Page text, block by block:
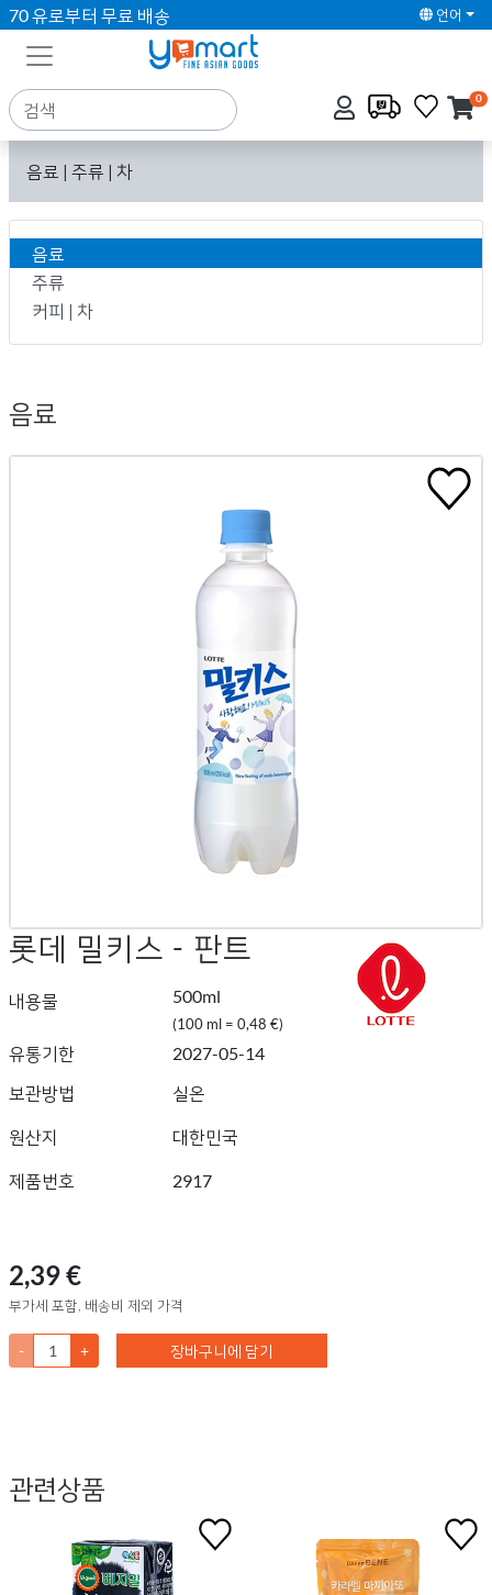
70 유로부터 무료 배송 언어
0
음료 | 주류 | 차
음료
주류
커피 | 차
음료
롯데 밀키스 - 판트
내용물 500ml
(100 ml = 0,48 €)
유통기한
2027-05-14
보관방법
실온
원산지 대한민국
제품번호 2917
2,39 €
부가세 포함, 배송비 제외 가격
- + 장바구니에 담기
관련상품